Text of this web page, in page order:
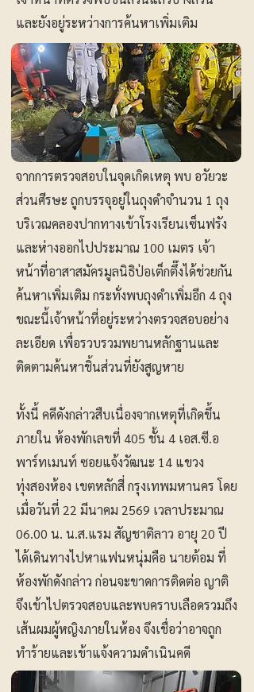
และยังอยู่ระหว่างการค้นหาเพิ่มเติม
จากการตรวจสอบในจุดเกิดเหตุ พบ อวัยวะ
ส่วนศีรษะ ถูกบรรจุอยู่ในถุงดำจำนวน 1 ถุง
บริเวณคลองปากทางเข้าโรงเรียนเซ็นฟรัง
และห่างออกไปประมาณ 100 เมตร เจ้า
หน้าที่อาสาสมัครมูลนิธิป่อเต็กตึ๊งได้ช่วยกัน
ค้นหาเพิ่มเติม กระทั่งพบถุงดำเพิ่มอีก 4 ถุง
ขณะนี้เจ้าหน้าที่อยู่ระหว่างตรวจสอบอย่าง
ละเอียด เพื่อรวบรวมพยานหลักฐานและ
ติดตามค้นหาชิ้นส่วนที่ยังสูญหาย
ทั้งนี้ คดีดังกล่าวสืบเนื่องจากเหตุที่เกิดขึ้น
ภายใน ห้องพักเลขที่ 405 ชั้น 4 เอส.ซี.อ
พาร์ทเมนท์ ซอยแจ้งวัฒนะ 14 แขวง
ทุ่งสองห้อง เขตหลักสี่ กรุงเทพมหานคร โดย
เมื่อวันที่ 22 มีนาคม 2569 เวลาประมาณ
06.00 น. น.ส.แรม สัญชาติลาว อายุ 20 ปี
ได้เดินทางไปหาแฟนหนุ่มคือ นายต้อม ที่
ห้องพักดังกล่าว ก่อนจะขาดการติดต่อ ญาติ
จึงเข้าไปตรวจสอบและพบคราบเลือดรวมถึง
เส้นผมผู้หญิงภายในห้อง จึงเชื่อว่าอาจถูก
ทำร้ายและเข้าแจ้งความดำเนินคดี